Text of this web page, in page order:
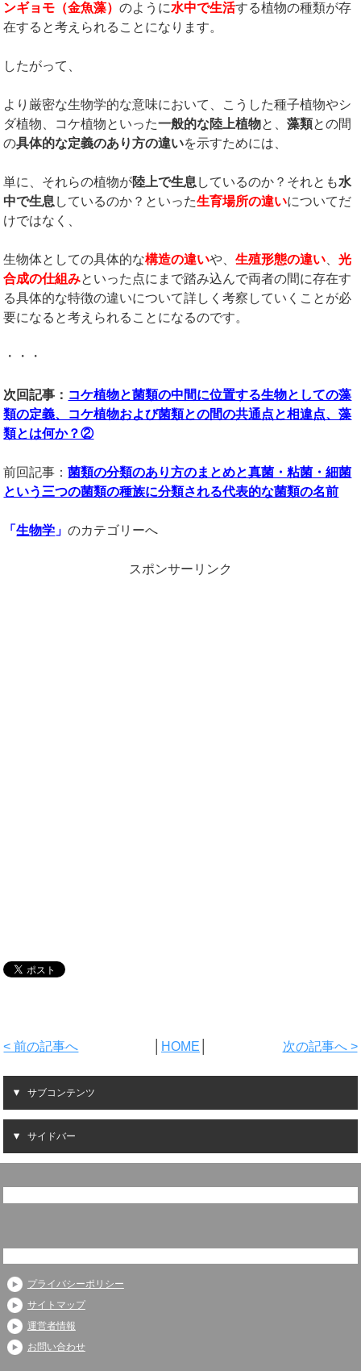
ンギョモ（金魚藻）のように水中で生活する植物の種類が存
在すると考えられることになります。
したがって、
より厳密な生物学的な意味において、こうした種子植物やシ
ダ植物、コケ植物といった一般的な陸上植物と、藻類との間
の具体的な定義のあり方の違いを示すためには、
単に、それらの植物が陸上で生息しているのか？それとも水
中で生息しているのか？といった生育場所の違いについてだ
けではなく、
生物体としての具体的な構造の違いや、生殖形態の違い、光
合成の仕組みといった点にまで踏み込んで両者の間に存在す
る具体的な特徴の違いについて詳しく考察していくことが必
要になると考えられることになるのです。
・・・
次回記事： コケ植物と菌類の中間に位置する生物としての藻
類の定義、コケ植物および菌類との間の共通点と相違点、藻
類とは何か？②
前回記事：菌類の分類のあり方のまとめと真菌・粘菌・細菌
という三つの菌類の種族に分類される代表的な菌類の名前
「生物学 」のカテゴリーへ
スポンサーリンク
< 前の記事へ HOME 次の記事へ >
サブコンテンツ
サイドバー
プライバシーポリシー
サイトマップ
運営者情報
お問い合わせ